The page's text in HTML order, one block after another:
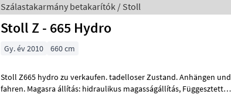
Szálastakarmány betakarítók / Stoll
Stoll Z - 665 Hydro
Gy. év 2010 660 cm
Stoll Z665 hydro zu verkaufen. tadelloser Zustand. Anhängen und
fahren. Magasra állítás: hidraulikus magasságállítás, Függesztett